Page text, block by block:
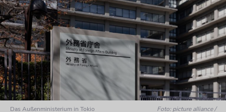
Das Außenministerium in Tokio
Foto: picture alliance /